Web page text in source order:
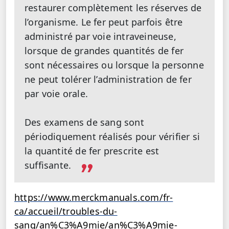
restaurer complètement les réserves de
l’organisme. Le fer peut parfois être
administré par voie intraveineuse,
lorsque de grandes quantités de fer
sont nécessaires ou lorsque la personne
ne peut tolérer l’administration de fer
par voie orale.
Des examens de sang sont
périodiquement réalisés pour vérifier si
la quantité de fer prescrite est
suffisante.
https://www.merckmanuals.com/fr-
ca/accueil/troubles-du-
sang/an%C3%A9mie/an%C3%A9mie-